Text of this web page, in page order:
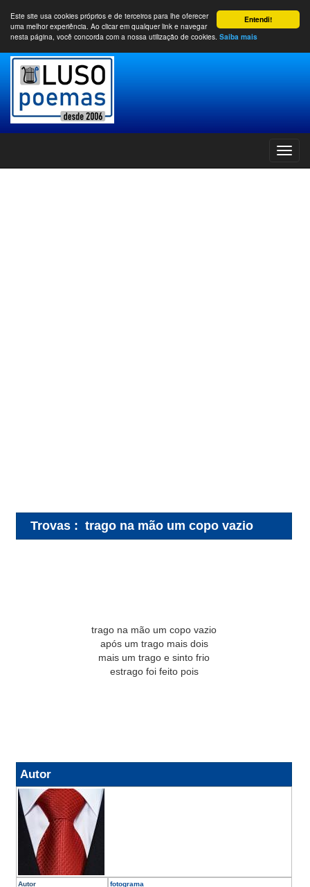
Entendi!
Este site usa cookies próprios e de terceiros para lhe oferecer
uma melhor experiência. Ao clicar em qualquer link e navegar
nesta página, você concorda com a nossa utilização de cookies. Saiba mais
Trovas : trago na mão um copo vazio
trago na mão um copo vazio
após um trago mais dois
mais um trago e sinto frio
estrago foi feito pois
Autor
Autor fotograma